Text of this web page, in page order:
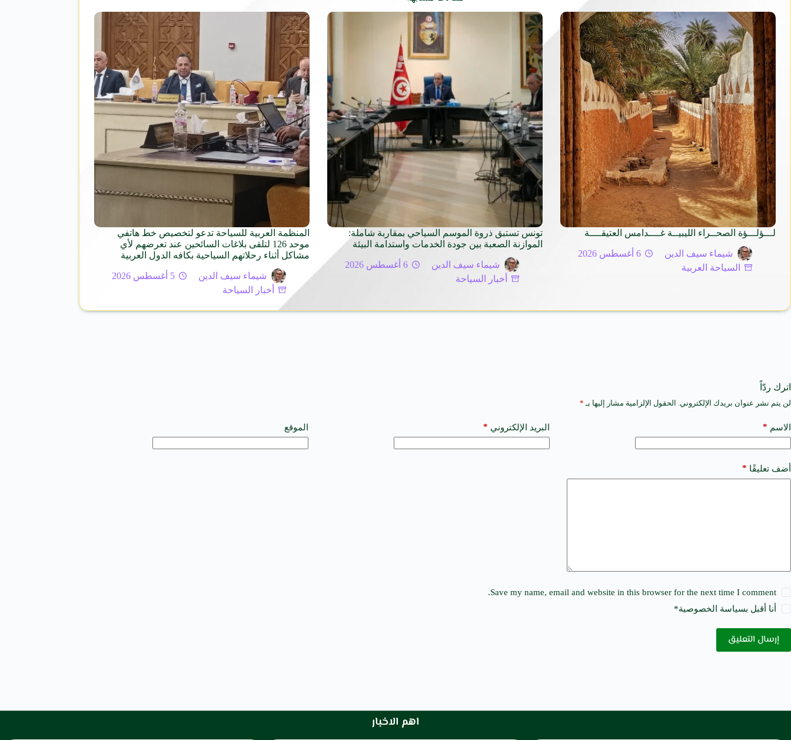
لـــؤلـــؤة الصحــراء الليبيــة غــــدامس العتيقــــة
شيماء سيف الدين
6 أغسطس 2026
السياحة العربية
تونس تستبق ذروة الموسم السياحي بمقاربة شاملة:
الموازنة الصعبة بين جودة الخدمات واستدامة البيئة
شيماء سيف الدين
6 أغسطس 2026
أخبار السياحة
المنظمة العربية للسياحة تدعو لتخصيص خط هاتفي
موحد 126 لتلقى بلاغات السائحين عند تعرضهم لأي
مشاكل أثناء رحلاتهم السياحية بكافه الدول العربية
شيماء سيف الدين
5 أغسطس 2026
أخبار السياحة
اترك ردّاً
لن يتم نشر عنوان بريدك الإلكتروني. الحقول الإلزامية مشار إليها بـ *
الاسم * البريد الإلكتروني * الموقع
أضف تعليقًا *
Save my name, email and website in this browser for the next time I comment.
أنا أقبل بسياسة الخصوصية*
إرسال التعليق
A
t
e
a
t
اهم الاخبار